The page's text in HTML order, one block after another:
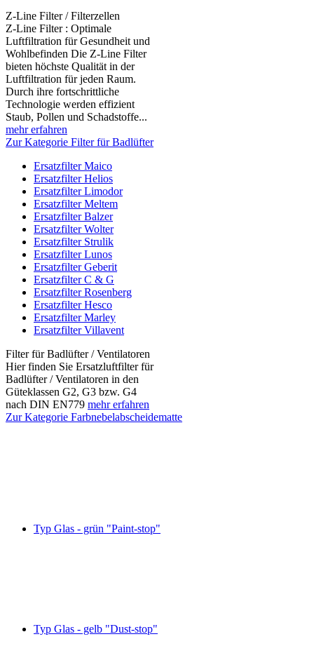
Z-Line Filter / Filterzellen
Z-Line Filter : Optimale
Luftfiltration für Gesundheit und
Wohlbefinden Die Z-Line Filter
bieten höchste Qualität in der
Luftfiltration für jeden Raum.
Durch ihre fortschrittliche
Technologie werden effizient
Staub, Pollen und Schadstoffe...
mehr erfahren
Zur Kategorie Filter für Badlüfter
Ersatzfilter Maico
Ersatzfilter Helios
Ersatzfilter Limodor
Ersatzfilter Meltem
Ersatzfilter Balzer
Ersatzfilter Wolter
Ersatzfilter Strulik
Ersatzfilter Lunos
Ersatzfilter Geberit
Ersatzfilter C & G
Ersatzfilter Rosenberg
Ersatzfilter Hesco
Ersatzfilter Marley
Ersatzfilter Villavent
Filter für Badlüfter / Ventilatoren
Hier finden Sie Ersatzluftfilter für
Badlüfter / Ventilatoren in den
Güteklassen G2, G3 bzw. G4
nach DIN EN779 mehr erfahren
Zur Kategorie Farbnebelabscheidematte
Typ Glas - grün "Paint-stop"
Typ Glas - gelb "Dust-stop"